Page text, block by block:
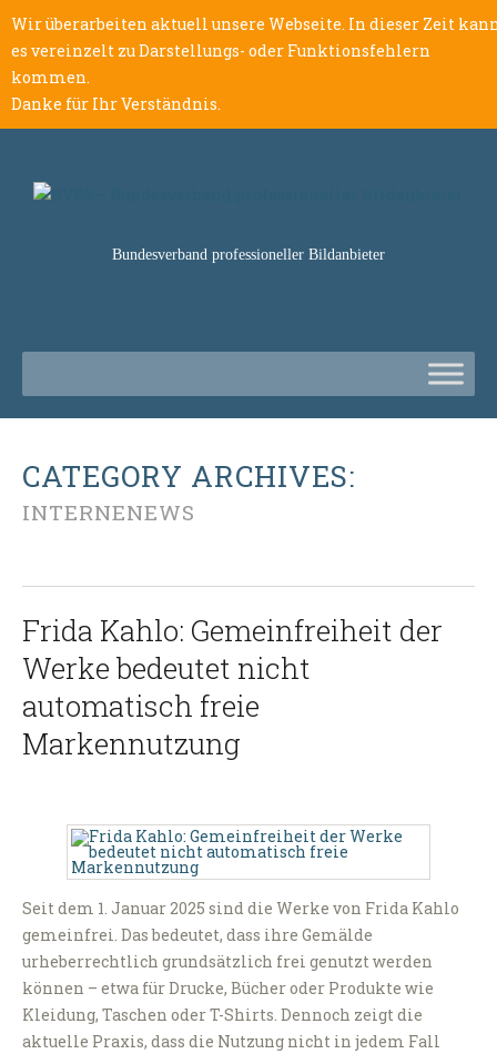
Wir überarbeiten aktuell unsere Webseite. In dieser Zeit
es vereinzelt zu Darstellungs- oder Funktionsfehlern
kommen.
Danke für Ihr Verständnis.
Bundesverband professioneller Bildanbieter
CATEGORY ARCHIVES:
INTERNENEWS
Frida Kahlo: Gemeinfreiheit der
Werke bedeutet nicht
automatisch freie
Markennutzung
Seit dem 1. Januar 2025 sind die Werke von Frida Kahlo
gemeinfrei. Das bedeutet, dass ihre Gemälde
urheberrechtlich grundsätzlich frei genutzt werden
können – etwa für Drucke, Bücher oder Produkte wie
Kleidung, Taschen oder T-Shirts. Dennoch zeigt die
aktuelle Praxis, dass die Nutzung nicht in jedem Fall